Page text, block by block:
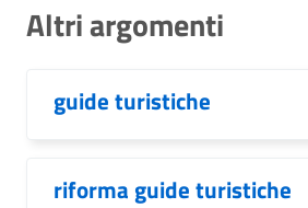
Altri argomenti
guide turistiche
riforma guide turistiche